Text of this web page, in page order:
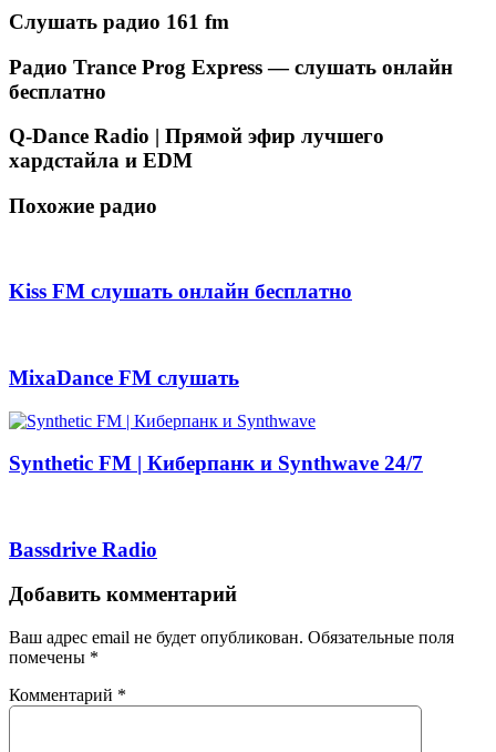
Слушать радио 161 fm
Радио Trance Prog Express — слушать онлайн
бесплатно
Q-Dance Radio | Прямой эфир лучшего
хардстайла и EDM
Похожие радио
Kiss FM слушать онлайн бесплатно
MixaDance FM слушать
Synthetic FM | Киберпанк и Synthwave 24/7
Bassdrive Radio
Добавить комментарий
Ваш адрес email не будет опубликован. Обязательные поля
помечены *
Комментарий *